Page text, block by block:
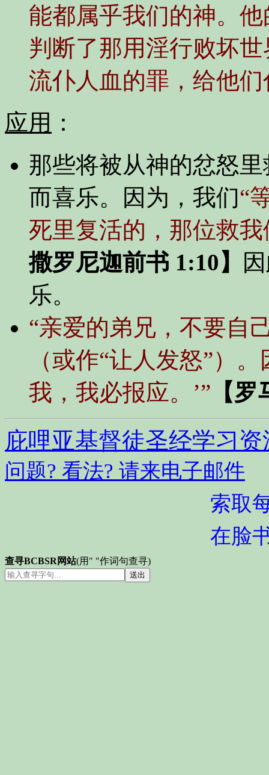
能都属乎我们的神。
判断了那用淫行败坏
流仆人血的罪，给他们
应用 ：
那些将被从神的忿怒
而喜乐。因为，我们“
死里复活的，那位救
撒罗尼迦前书 1:10】
乐。
“亲爱的弟兄，不要自
（或作“让人发怒”）
我，我必报应。’” 【
庇哩亚基督徒圣经学习资
问题? 看法? 请来电子邮件
索取
在脸
查寻BCBSR网站(用" "作词句查寻)